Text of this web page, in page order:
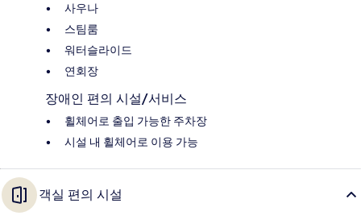
사우나
스팀룸
워터슬라이드
연회장
장애인 편의 시설/서비스
휠체어로 출입 가능한 주차장
시설 내 휠체어로 이용 가능
객실 편의 시설